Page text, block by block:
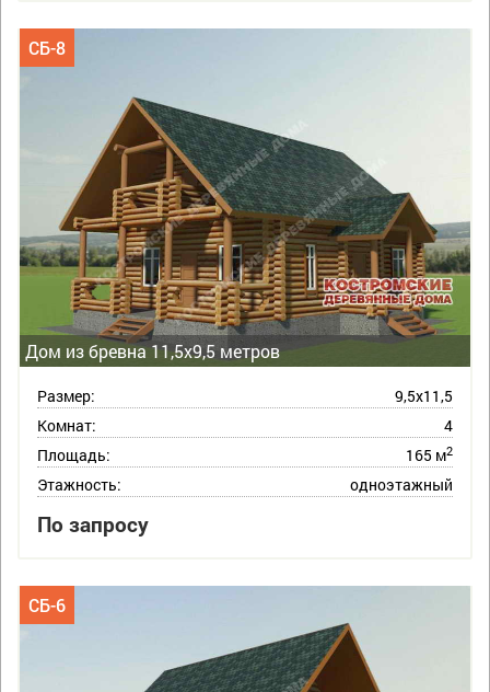
Дом из бревна 11,5х9,5 метров
СБ-8
Размер:
9,5х11,5
Комнат:
4
Площадь:
165 м2
Этажность: одноэтажный
По запросу
СБ-6